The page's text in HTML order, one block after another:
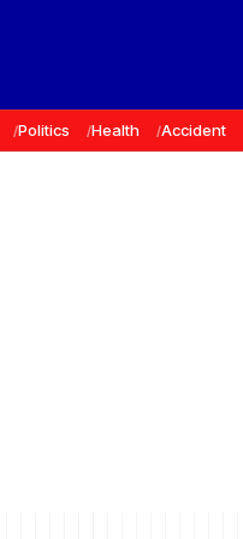
Politics Health Accident